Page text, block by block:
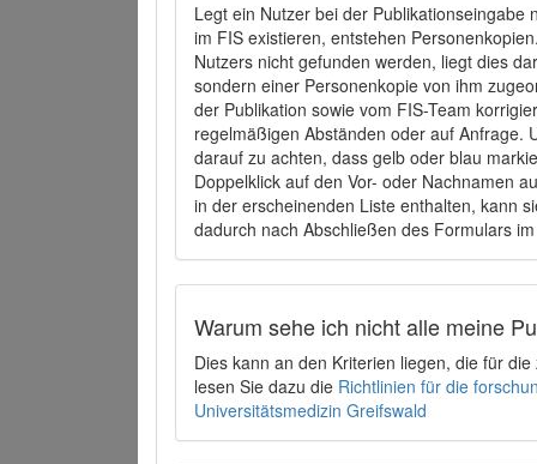
Legt ein Nutzer bei der
im FIS existieren, entstehen
Nutzers nicht gefunden werden, liegt dies
sondern einer Personenkopie von ihm
der Publikation sowie vom FIS-Team
regelmäßigen Abständen oder auf Anfrage.
darauf zu achten, dass gelb oder blau
Doppelklick auf den Vor- oder Nachnamen
in der erscheinenden Liste enthalten, kann
dadurch nach Abschließen des Formulars
Warum sehe ich nicht alle meine
Dies kann an den Kriterien liegen, die für
lesen Sie dazu die Richtlinien für die
Universitätsmedizin Greifswald